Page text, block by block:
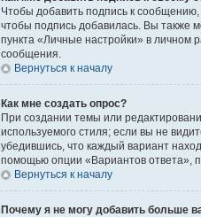
Чтобы добавить подпись к
чтобы подпись добавилась. Вы также
пункта «Личные настройки» в личном
сообщения.
Вернуться к началу
Как мне создать опрос?
При создании темы или
используемого стиля; если вы не
убедившись, что каждый вариант
помощью опции «Вариантов ответа»,
Вернуться к началу
Почему я не могу добавить больше